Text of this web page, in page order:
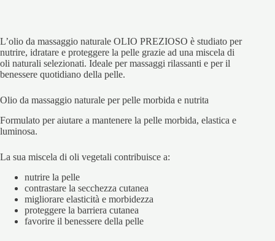
L’olio da massaggio naturale OLIO PREZIOSO è studiato per
nutrire, idratare e proteggere la pelle grazie ad una miscela di
oli naturali selezionati. Ideale per massaggi rilassanti e per il
benessere quotidiano della pelle.
Olio da massaggio naturale per pelle morbida e nutrita
Formulato per aiutare a mantenere la pelle morbida, elastica e
luminosa.
La sua miscela di oli vegetali contribuisce a:
nutrire la pelle
contrastare la secchezza cutanea
migliorare elasticità e morbidezza
proteggere la barriera cutanea
favorire il benessere della pelle